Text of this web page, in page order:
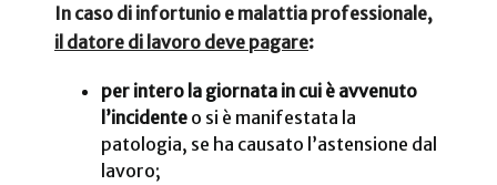
In caso di infortunio e malattia professionale,
il datore di lavoro deve pagare:
per intero la giornata in cui è avvenuto
l’incidenteo si è manifestata la
patologia, se ha causato l’astensione dal
lavoro;